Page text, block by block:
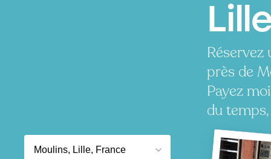
Réservez
près de
Payez
du